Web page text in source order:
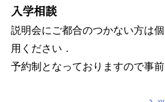
入学相談
説明会にご都合のつかない方は
用ください．
予約制となっておりますので事